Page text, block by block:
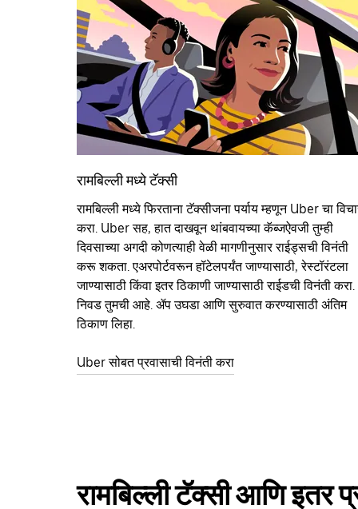
रामबिल्ली मध्ये टॅक्सी
रामबिल्ली मध्ये फिरताना टॅक्सीजना पर्याय म्हणून Uber चा
करा. Uber सह, हात दाखवून थांबवायच्या कॅब्जऐवजी तुम्ही
दिवसाच्या अगदी कोणत्याही वेळी मागणीनुसार राईड्सची विनंती
करू शकता. एअरपोर्टवरून हॉटेलपर्यंत जाण्यासाठी, रेस्टॉरंटला
जाण्यासाठी किंवा इतर‍ ठिकाणी जाण्यासाठी राईडची विनंती करा.
निवड तुमची आहे. ॲप उघडा आणि सुरुवात करण्यासाठी अंतिम
ठिकाण लिहा.
Uber सोबत प्रवासाची विनंती करा
रामबिल्ली टॅक्सी आणि इतर